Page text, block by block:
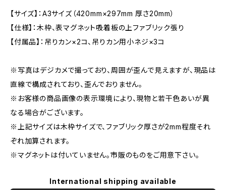
【サイズ】：A3サイズ（420mm×297mm 厚さ20mm）
【仕様】：木枠、表マグネット吸着板の上ファブリック張り
【付属品】：吊りカン×2コ、吊りカン用小ネジ×3コ
※写真はデジカメで撮っており、周囲が歪んで見えますが、現品は
直線で構成されており、歪んでおりません。
※お客様の商品画像の表示環境により、現物と若干色あいが異
なる場合がございます。
※上記サイズは木枠サイズで、ファブリック厚さが2mm程度それ
ぞれ加算されます。
※マグネットは付いていません。市販のものをご用意下さい。
International shipping available